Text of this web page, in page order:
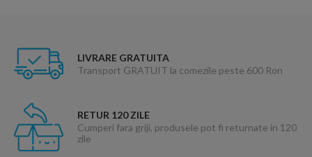
LIVRARE GRATUITA
Transport GRATUIT la comezile peste 600 Ron
RETUR 120 ZILE
Cumperi fara griji, produsele pot fi returnate in 120
zile